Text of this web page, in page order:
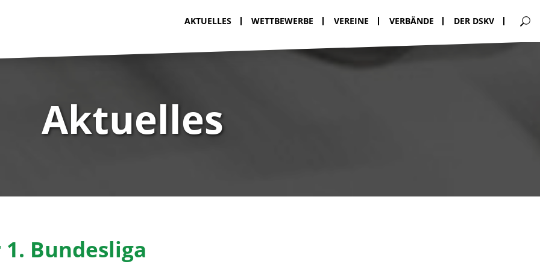
Aktuelles
Bundesliga
AKTUELLES WETTBEWERBE VEREINE VERBÄNDE DER DSKV